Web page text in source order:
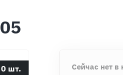
0 шт. Сейчас нет в